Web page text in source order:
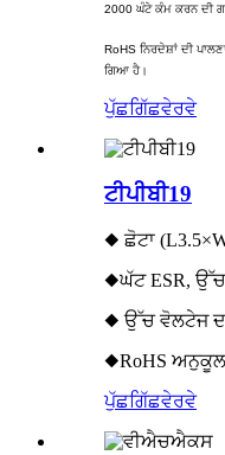
2000 ਘੰਟੇ ਕੰਮ ਕਰਨ ਦੀ
RoHS ਨਿਰਦੇਸ਼ਾਂ ਦੀ
ਗਿਆ ਹੈ।
ਪੁੱਛਗਿੱਛਵੇਰਵੇ
ਟੀਪੀਬੀ19
◆ ਛੋਟਾ
◆ਘੱਟ ESR, ਉੱਚ
◆ ਉੱਚ ਵੋਲਟੇਜ
◆RoHS ਅਨੁਕੂਲ
ਪੁੱਛਗਿੱਛਵੇਰਵੇ